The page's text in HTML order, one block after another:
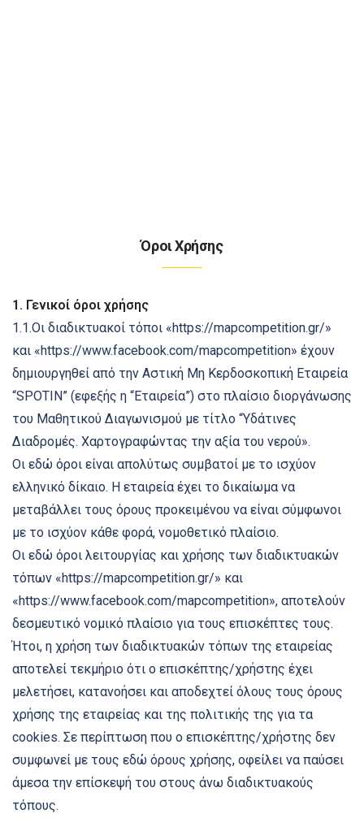
Προηγούμενοι Διαγωνισμοί
FAQs
Επικοινωνία
Όροι Χρήσης
1. Γενικοί όροι χρήσης
1.1.Οι διαδικτυακοί τόποι «https://mapcompetition.gr/»
και «https://www.facebook.com/mapcompetition» έχουν
δημιουργηθεί από την Αστική Μη Κερδοσκοπική Εταιρεία
“SPOTIN” (εφεξής η “Εταιρεία”) στο πλαίσιο διοργάνωσης
του Μαθητικού Διαγωνισμού με τίτλο “Υδάτινες
Διαδρομές. Χαρτογραφώντας την αξία του νερού».
Οι εδώ όροι είναι απολύτως συμβατοί με το ισχύον
ελληνικό δίκαιο. Η εταιρεία έχει το δικαίωμα να
μεταβάλλει τους όρους προκειμένου να είναι σύμφωνοι
με το ισχύον κάθε φορά, νομοθετικό πλαίσιο.
Οι εδώ όροι λειτουργίας και χρήσης των διαδικτυακών
τόπων «https://mapcompetition.gr/» και
«https://www.facebook.com/mapcompetition», αποτελούν
δεσμευτικό νομικό πλαίσιο για τους επισκέπτες τους.
Ήτοι, η χρήση των διαδικτυακών τόπων της εταιρείας
αποτελεί τεκμήριο ότι ο επισκέπτης/χρήστης έχει
μελετήσει, κατανοήσει και αποδεχτεί όλους τους όρους
χρήσης της εταιρείας και της πολιτικής της για τα
cookies. Σε περίπτωση που ο επισκέπτης/χρήστης δεν
συμφωνεί με τους εδώ όρους χρήσης, οφείλει να παύσει
άμεσα την επίσκεψή του στους άνω διαδικτυακούς
τόπους.